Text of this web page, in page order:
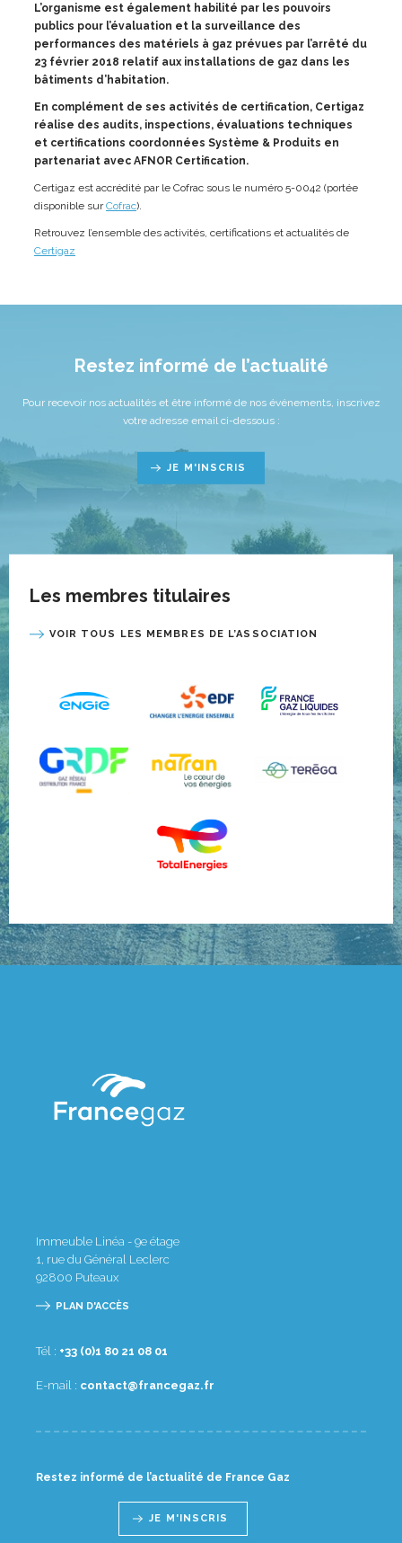
L’organisme est également habilité par les pouvoirs
publics pour l’évaluation et la surveillance des
performances des matériels à gaz prévues par l’arrêté du
23 février 2018 relatif aux installations de gaz dans les
bâtiments d’habitation.
En complément de ses activités de certification, Certigaz
réalise des audits, inspections, évaluations techniques
et certifications coordonnées Système & Produits en
partenariat avec AFNOR Certification.
Certigaz est accrédité par le Cofrac sous le numéro 5-0042 (portée
disponible surCofrac).
Retrouvez l’ensemble des activités, certifications et actualités de
Certigaz
Restez informé de l’actualité
Pour recevoir nos actualités et être informé de nos événements, inscrivez
votre adresse email ci-dessous :
JE M'INSCRIS
Les membres titulaires
VOIR TOUS LES MEMBRES DE L’ASSOCIATION
Immeuble Linéa - 9e étage
1, rue du Général Leclerc
92800 Puteaux
PLAN D'ACCÈS
Tél : 10 80 12 08 1(0) 33+
E-mail : rf.zagecnarf@tcatnoc
Restez informé de l’actualité de France Gaz
JE M'INSCRIS